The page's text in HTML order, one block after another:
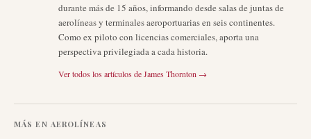
durante más de 15 años, informando desde salas de juntas de
aerolíneas y terminales aeroportuarias en seis continentes.
Como ex piloto con licencias comerciales, aporta una
perspectiva privilegiada a cada historia.
Ver todos los artículos deJames Thornton →
MÁS EN AEROLÍNEAS